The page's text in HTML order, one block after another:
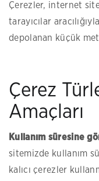
Çerezler, internet
tarayıcılar
depolanan küçük
Çerez
Amaçları
Kullanım süresine
sitemizde kullanım
kalıcı çerezler